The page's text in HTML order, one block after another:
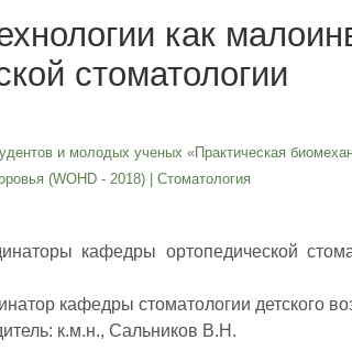
как
стоматологии
и молодых ученых «Практическая
(WOHD - 2018)| Стоматология
кафедры ортопедической
кафедры стоматологии детского
к.м.н., Сальников В.Н.